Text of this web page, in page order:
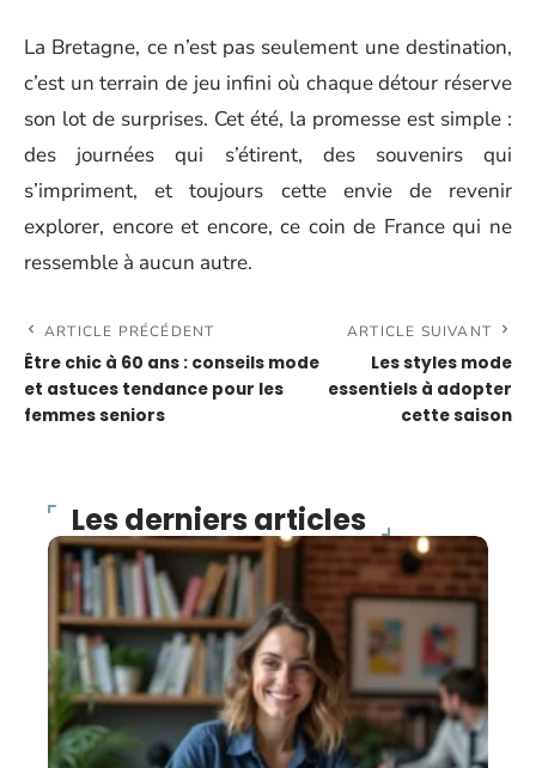
La Bretagne, ce n’est pas seulement une destination,
c’est un terrain de jeu infini où chaque détour réserve
son lot de surprises. Cet été, la promesse est simple :
des journées qui s’étirent, des souvenirs qui
s’impriment, et toujours cette envie de revenir
explorer, encore et encore, ce coin de France qui ne
ressemble à aucun autre.
ARTICLE PRÉCÉDENT
Être chic à 60 ans : conseils mode
et astuces tendance pour les
femmes seniors
ARTICLE SUIVANT
Les styles mode
essentiels à adopter
cette saison
Les derniers articles